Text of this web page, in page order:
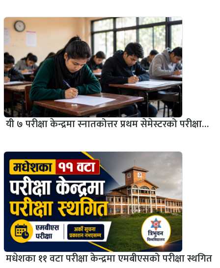
यी ७ परीक्षा केन्द्रमा स्नातकोत्तर प्रथम सेमेस्टरको परीक्षा…
मधेशका ११ वटा परीक्षा केन्द्रमा एमबीएसको परीक्षा स्थगित